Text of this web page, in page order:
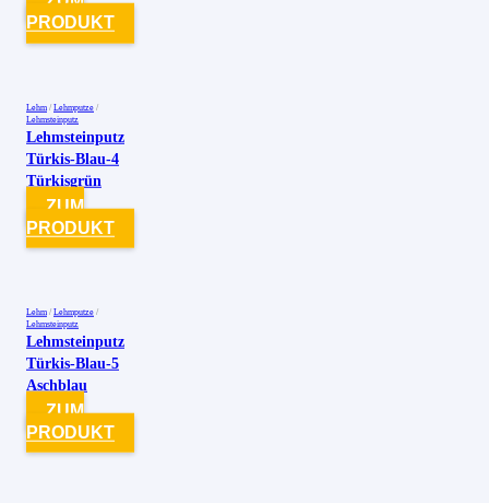
PRODUKT
Lehm / Lehmputze /
Lehmsteinputz
Lehmsteinputz
Türkis-Blau-4
Türkisgrün
ZUM
PRODUKT
Lehm / Lehmputze /
Lehmsteinputz
Lehmsteinputz
Türkis-Blau-5
Aschblau
ZUM
PRODUKT